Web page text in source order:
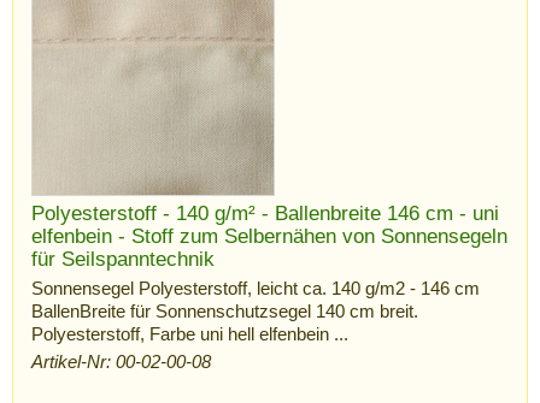
Polyesterstoff - 140 g/m² - Ballenbreite 146 cm - uni
elfenbein - Stoff zum Selbernähen von Sonnensegeln
für Seilspanntechnik
Sonnensegel Polyesterstoff, leicht ca. 140 g/m2 - 146 cm
BallenBreite für Sonnenschutzsegel 140 cm breit.
Polyesterstoff, Farbe uni hell elfenbein ...
Artikel-Nr: 00-02-00-08